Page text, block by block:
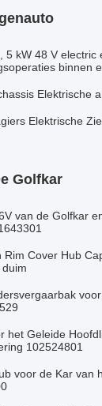
5 kW 48 V
binnen
Elektrische
Elektrische
Golfkar
van de Golfkar
Rim Cover Hub
het Geleide
102524801
voor de Kar van